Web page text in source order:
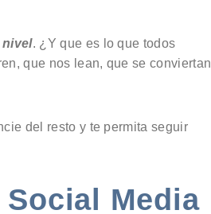
nivel. ¿Y que es lo que todos
que nos lean, que se conviertan
del resto y te permita seguir
Media